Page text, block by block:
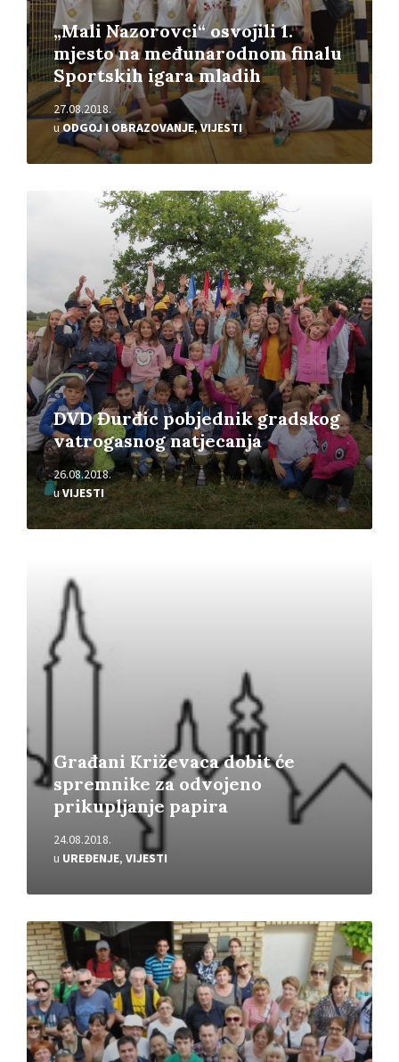
„Mali Nazorovci“ osvojili 1.
mjesto na međunarodnom finalu
Sportskih igara mladih
27.08.2018.
uODGOJ I OBRAZOVANJE,VIJESTI
DVD Đurđic pobjednik gradskog
vatrogasnog natjecanja
26.08.2018.
uVIJESTI
Građani Križevaca dobit će
spremnike za odvojeno
prikupljanje papira
24.08.2018.
u UREĐENJE, VIJESTI
Pročitajte
više